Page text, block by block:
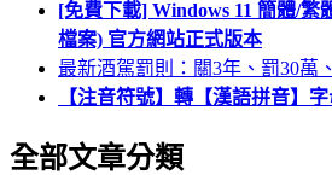
[免費下載] Windows 11 簡體/繁
檔案) 官方網站正式版本
最新酒駕罰則：關3年、罰30萬
【注音符號】轉【漢語拼音】
全部文章分類